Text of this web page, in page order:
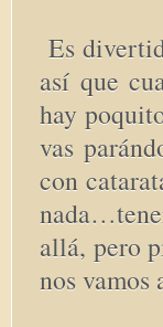
Es
así que
hay
vas
con
allá, pero
nos